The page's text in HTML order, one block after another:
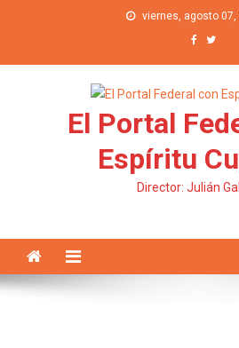
viernes, agosto 07,
El Portal
Espíritu
Director: Julián